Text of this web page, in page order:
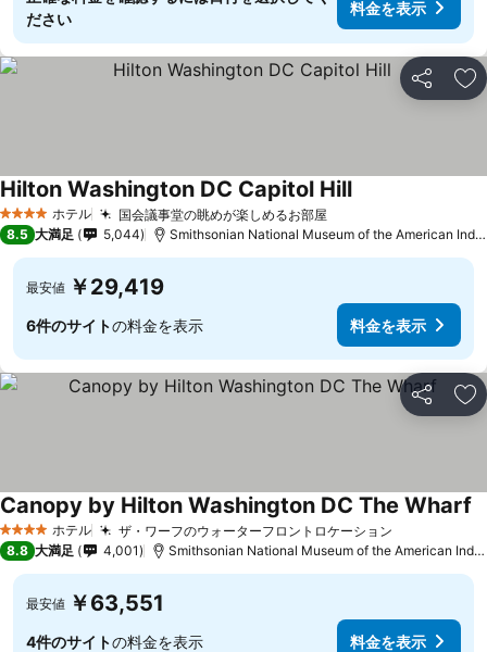
ださい
料金を表示
シェア お
4 ホテルのランク
ホテル 国会議事堂の眺めが楽しめるお部屋
Hilton Washington DC Capitol Hill
8.5 大満足 5,044 Smithsonian National Museum of the American Indianまで1.1 km
最安値 ￥29,419
6件のサイトの料金を表示 料金を表示
シェア お
4 ホテルのランク
ホテル ザ・ワーフのウォーターフロントロケーション
Canopy by Hilton Washington DC The Wharf
8.8 大満足 4,001 Smithsonian National Museum of the American Indianまで1.2 km
最安値 ￥63,551
4件のサイトの料金を表示 料金を表示